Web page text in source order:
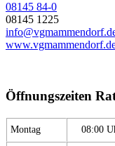
08145 84-0
08145 1225
Öffnungszeiten
Montag 08:00